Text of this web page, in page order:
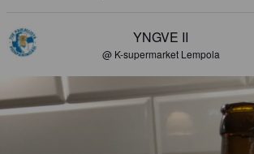
YNGVE II
@ K-supermarket Lempola